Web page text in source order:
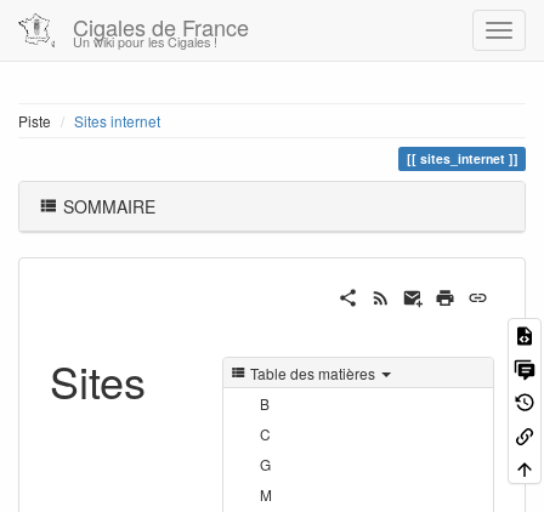
Cigales de France
Un wiki pour les Cigales !
Piste Sites internet
sites_internet
SOMMAIRE
Table des matières
B
C
G
M
Sites